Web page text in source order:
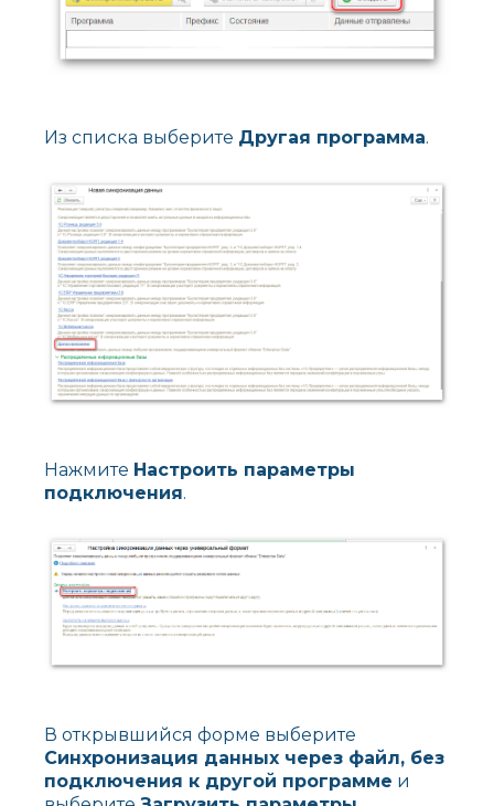
Из списка выберите Другая программа.
Нажмите Настроить параметры
подключения.
В открывшийся форме выберите
Синхронизация данных через файл, без
подключения к другой программе и